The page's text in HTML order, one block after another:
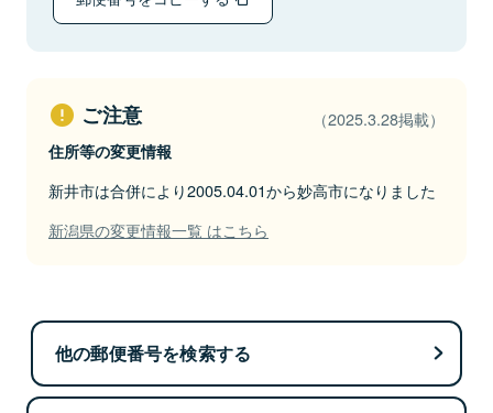
ご注意 （2025.3.28掲載）
住所等の変更情報
新井市は合併により2005.04.01から妙高市になりました
新潟県の変更情報一覧 はこちら
他の郵便番号を検索する